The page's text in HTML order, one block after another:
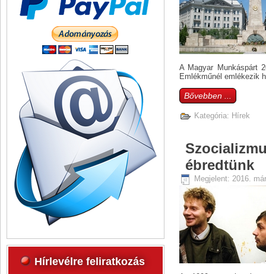
Hírlevélre feliratkozás
A Magyar Munkáspárt
Emlékműnél emlékezik
Bővebben ...
Kategória: Hírek
ébredtünk
Megjelent: 2016.